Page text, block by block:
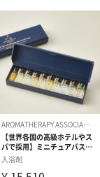
すめです。